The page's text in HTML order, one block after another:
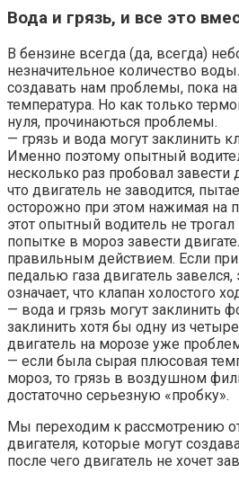
Вода и грязь, и все это
В бензине всегда (да, всегда)
незначительное количество
создавать нам проблемы, пока
температура. Но как только
нуля, прочинаються проблемы.
— грязь и вода могут заклинить
Именно поэтому опытный
несколько раз пробовал завести
что двигатель не заводится,
осторожно при этом нажимая на
этот опытный водитель не трогал
попытке в мороз завести
правильным действием. Если
педалью газа двигатель завелся,
означает, что клапан холостого
— вода и грязь могут заклинить
заклинить хотя бы одну из
двигатель на морозе уже
— если была сырая плюсовая
мороз, то грязь в воздушном
достаточно серьезную «пробку».
Мы переходим к рассмотрению
двигателя, которые могут
после чего двигатель не хочет